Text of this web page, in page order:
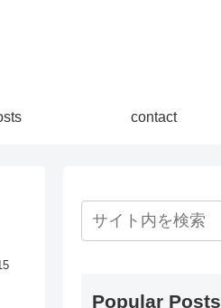
contact
Popular Posts